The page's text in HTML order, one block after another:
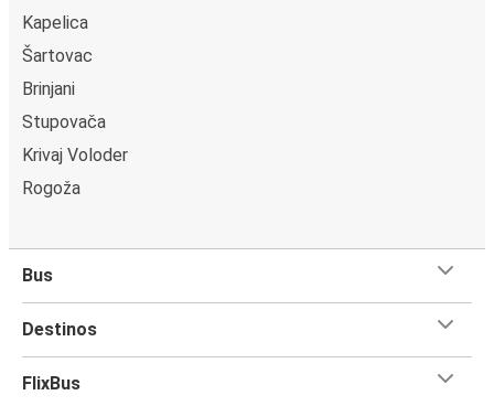
Kapelica
Šartovac
Brinjani
Stupovača
Krivaj Voloder
Rogoža
Bus
Destinos
FlixBus